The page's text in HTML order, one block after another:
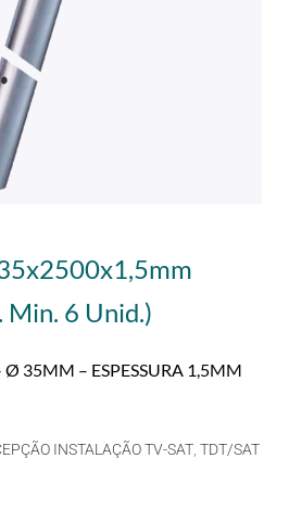
Min. 6 Unid.)
Ø 35MM – ESPESSURA 1,5MM
INSTALAÇÃO TV-SAT TDT/SAT